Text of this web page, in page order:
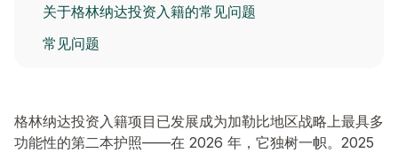
关于格林纳达投资入籍的常见问题
常见问题
格林纳达投资入籍项目已发展成为加勒比地区战略上最具多
功能性的第二本护照——在 2026 年，它独树一帜。2025